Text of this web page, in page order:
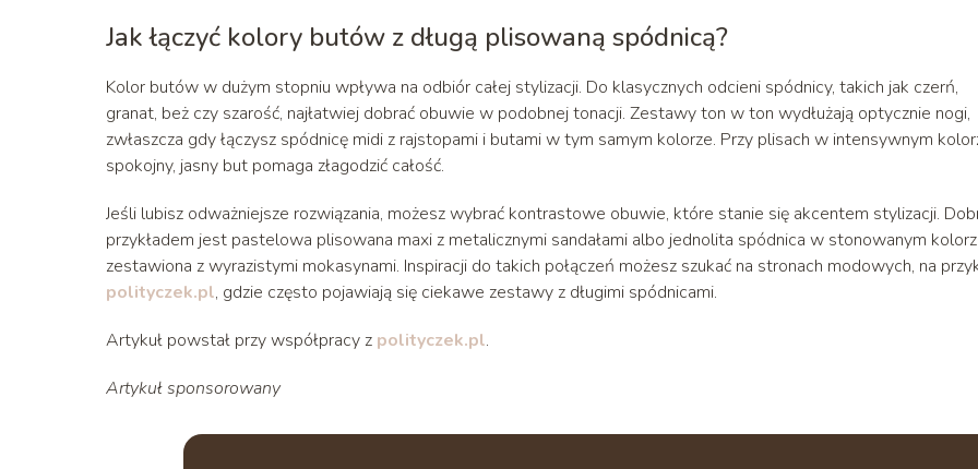
Jak łączyć kolory butów z długą plisowaną spódnicą?
Kolor butów w dużym stopniu wpływa na odbiór całej stylizacji. Do klasycznych odcieni spódnicy, takich jak czerń,
granat, beż czy szarość, najłatwiej dobrać obuwie w podobnej tonacji. Zestawy ton w ton wydłużają optycznie nogi,
zwłaszcza gdy łączysz spódnicę midi z rajstopami i butami w tym samym kolorze. Przy plisach w intensywnym
spokojny, jasny but pomaga złagodzić całość.
Jeśli lubisz odważniejsze rozwiązania, możesz wybrać kontrastowe obuwie, które stanie się akcentem stylizacji.
przykładem jest pastelowa plisowana maxi z metalicznymi sandałami albo jednolita spódnica w stonowanym
zestawiona z wyrazistymi mokasynami. Inspiracji do takich połączeń możesz szukać na stronach modowych, na
polityczek.pl, gdzie często pojawiają się ciekawe zestawy z długimi spódnicami.
Artykuł powstał przy współpracy z polityczek.pl.
Artykuł sponsorowany